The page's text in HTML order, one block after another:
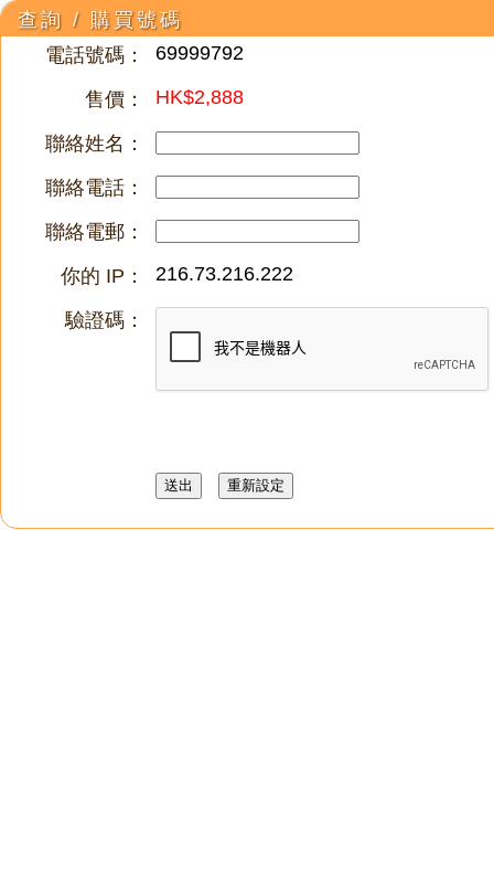
查詢 / 購買號碼
電話號碼：
69999792
售價： HK$2,888
聯絡姓名：
聯絡電話：
聯絡電郵：
你的 IP：
216.73.216.222
驗證碼：